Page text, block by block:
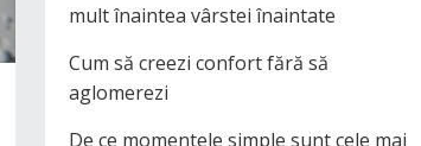
mult înaintea vârstei înaintate
Cum să creezi confort fără să
aglomerezi
De ce momentele simple sunt cele mai